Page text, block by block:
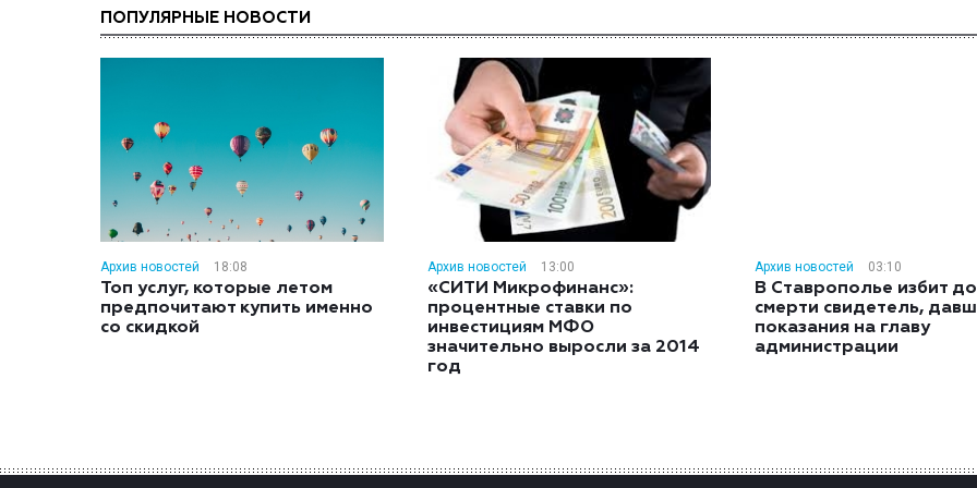
ПОПУЛЯРНЫЕ НОВОСТИ
Архив новостей 18:08
Топ услуг, которые летом
предпочитают купить именно
со скидкой
Архив новостей 13:00
«СИТИ Микрофинанс»:
процентные ставки по
инвестициям МФО
значительно выросли за 2014
год
Архив новостей 03:10
В Ставрополье избит до
смерти свидетель,
показания на главу
администрации